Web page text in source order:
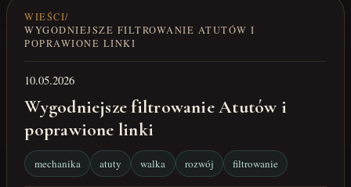
WIEŚCI/
WYGODNIEJSZE FILTROWANIE ATUTÓW I
POPRAWIONE LINKI
10.05.2026
Wygodniejsze filtrowanie Atutów i
poprawione linki
mechanika atuty walka rozwój filtrowanie